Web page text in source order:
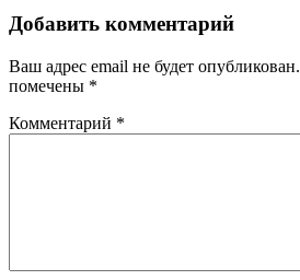
Добавить комментарий
Ваш адрес email не будет опубликован.
помечены *
Комментарий *